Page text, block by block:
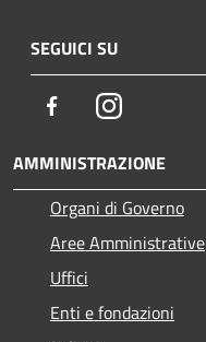
SEGUICI SU
FacebookInstagram
AMMINISTRAZIONE
Organi di Governo
Aree Amministrative
Uffici
Enti e fondazioni